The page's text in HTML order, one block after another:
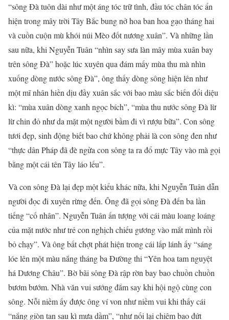
“sông Đà tuôn dài như một áng tóc trữ tình, đầu tóc chân tóc ẩn
hiện trong mây trời Tây Bắc bung nở hoa ban hoa gạo tháng hai
và cuồn cuộn mù khói núi Mèo đốt nương xuân”. Và những lần
sau nữa, khi Nguyễn Tuân “nhìn say sưa làn mây mùa xuân bay
trên sông Đà” hoặc lúc xuyên qua đám mấy mùa thu mà nhìn
xuống dòng nước sông Đà”, ông thấy dòng sông hiện lên như
một mĩ nhân hiền dịu đầy xuân sắc với bao màu sắc biến đổi diệu
kì: “mùa xuân dòng xanh ngọc bích”, “mùa thu nước sông Đà lừ
lừ chin đỏ như da mặt một người bầm đi vì rượu bữa”. Con sông
tươi đẹp, sinh động biết bao chứ không phải là con sông đen như
“thực dân Pháp đã đè ngửa con sông ta ra đổ mực Tây vào mà gọi
bằng một cái tên Tây láo lếu”.
Và con sông Đà lại đẹp một kiểu khác nữa, khi Nguyễn Tuân dẫn
người đọc đi xuyên rừng đến. Ông đã gọi sông Đà đến ba lần
tiếng “cố nhân”. Nguyễn Tuân ấn tượng với cái màu loang loáng
của mặt nước như trẻ con nghịch chiếu gương vào mắt mình rồi
bỏ chạy”. Và ông bất chợt phát hiện trong cái lấp lánh ấy “sáng
lóe lên một màu nắng tháng ba Đường thi “Yên hoa tam nguyệt
há Dương Châu”. Bờ bãi sông Đà rập rờn bay bao chuồn chuồn
bươm bướm. Nhà văn vui sướng đắm say khi hội ngộ cùng con
sông. Nỗi niềm ấy được ông ví von như niềm vui khi thấy cái
“nắng giòn tan sau kì mưa dầm”, “như nối lại chiêm bao đứt